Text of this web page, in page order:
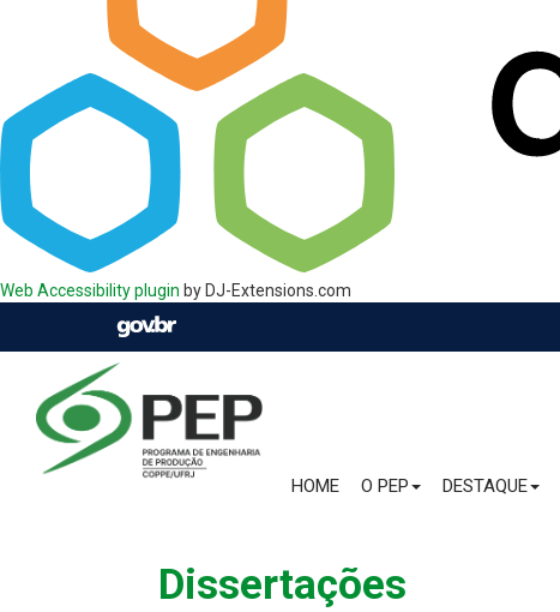
Web Accessibility plugin by DJ-Extensions.com
HOME O PEP DESTAQUE
Dissertações